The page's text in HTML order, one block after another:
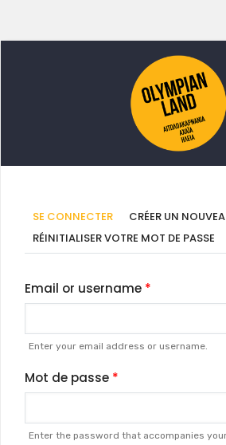
Onglets
principaux
SE CONNECTER (ONGLET
ACTIF)
CRÉER UN
RÉINITIALISER VOTRE MOT DE PASSE
Email or username
Enter your email address or username.
Mot de passe
Enter the password that accompanies